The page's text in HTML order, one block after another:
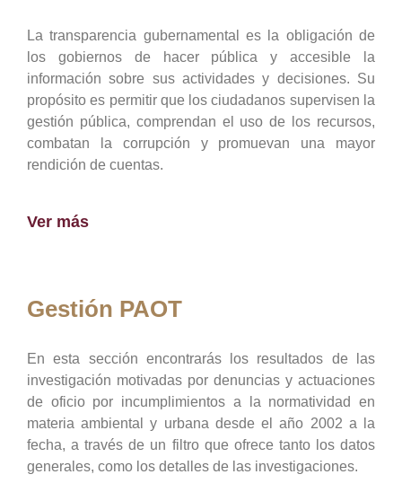
La transparencia gubernamental es la obligación de
los gobiernos de hacer pública y accesible la
información sobre sus actividades y decisiones. Su
propósito es permitir que los ciudadanos supervisen la
gestión pública, comprendan el uso de los recursos,
combatan la corrupción y promuevan una mayor
rendición de cuentas.
Ver más
Gestión PAOT
En esta sección encontrarás los resultados de las
investigación motivadas por denuncias y actuaciones
de oficio por incumplimientos a la normatividad en
materia ambiental y urbana desde el año 2002 a la
fecha, a través de un filtro que ofrece tanto los datos
generales, como los detalles de las investigaciones.